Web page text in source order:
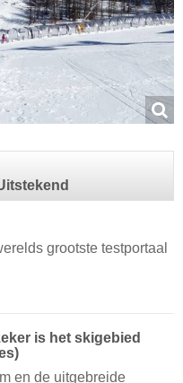
grootste testportaal
is het skigebied
en de uitgebreide